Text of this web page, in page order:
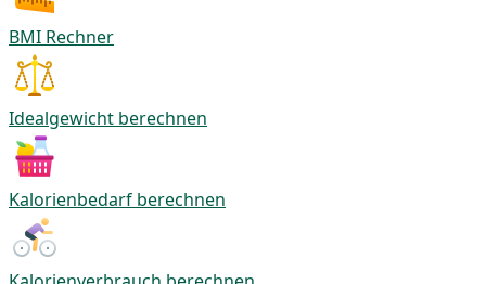
BMI Rechner
Idealgewicht berechnen
Kalorienbedarf berechnen